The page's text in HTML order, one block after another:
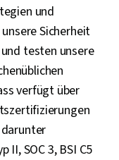
und
Sicherheit
testen unsere
verfügt über
II, SOC 3, BSI C5